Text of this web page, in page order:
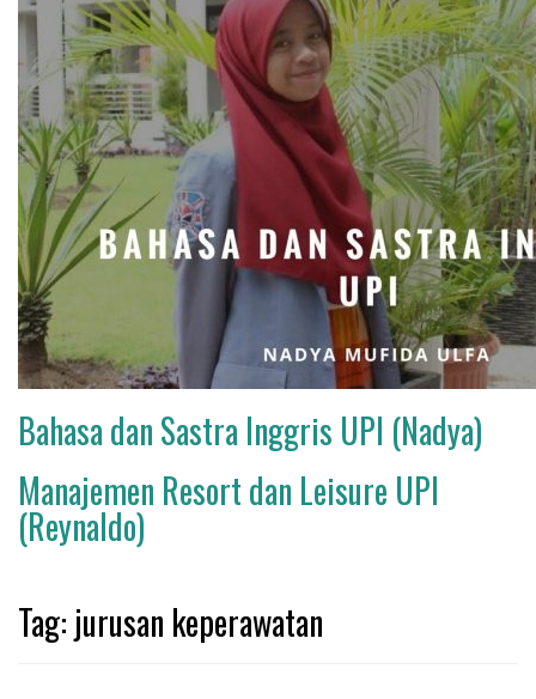
Bahasa dan Sastra Inggris UPI (Nadya)
Manajemen Resort dan Leisure UPI
(Reynaldo)
Tag: jurusan keperawatan